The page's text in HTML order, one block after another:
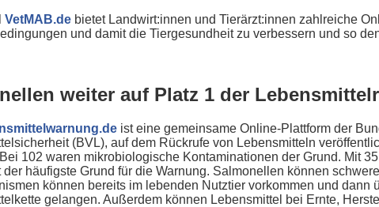
VetMAB.de bietet Landwirt:innen und Tierärzt:innen zahlreiche
und damit die Tiergesundheit zu verbessern und so
weiter auf Platz 1 der
ist eine gemeinsame Online-Plattform der
(BVL), auf dem Rückrufe von Lebensmitteln
102 waren mikrobiologische Kontaminationen der Grund. Mit
der häufigste Grund für die Warnung. Salmonellen können
können bereits im lebenden Nutztier vorkommen und
gelangen. Außerdem können Lebensmittel bei Ernte,